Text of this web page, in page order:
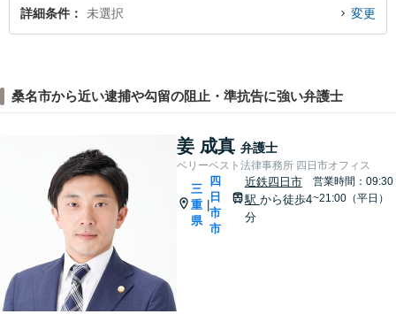
詳細条件 未選択 変更
桑名市から近い逮捕や勾留の阻止・準抗告に強い弁護士
姜 成真 弁護士
ベリーベスト法律事務所 四日市オフィス
三
重
県
四
日
市
市
近鉄四日市
駅 から徒歩4
分
営業時間：09:30
~21:00（平日）